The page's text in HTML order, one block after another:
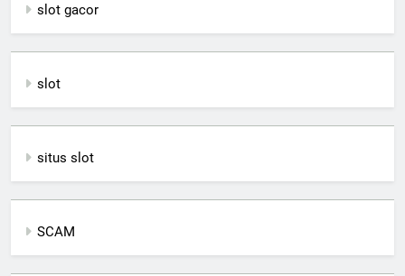
slot gacor
slot
situs slot
SCAM